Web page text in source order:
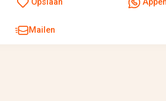
Opslaan
Mailen